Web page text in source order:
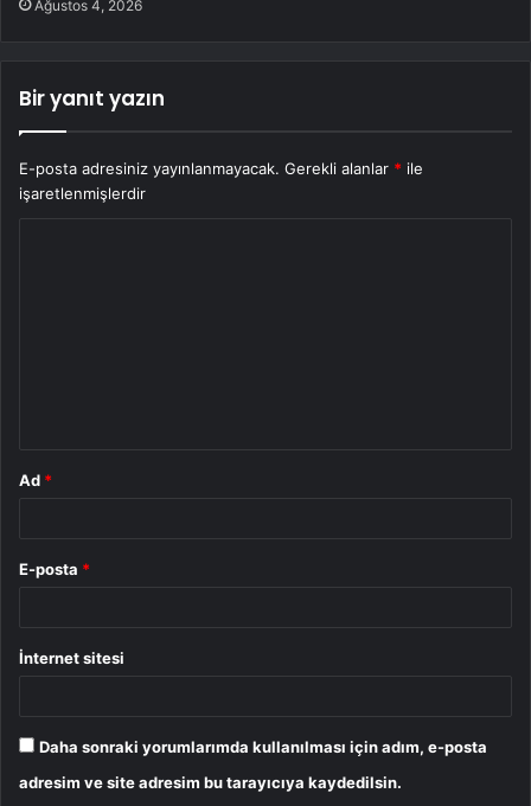
Ağustos 4, 2026
Bir yanıt yazın
E-posta adresiniz yayınlanmayacak. Gerekli alanlar * ile
işaretlenmişlerdir
Ad *
E-posta *
İnternet sitesi
Daha sonraki yorumlarımda kullanılması için adım, e-posta
adresim ve site adresim bu tarayıcıya kaydedilsin.